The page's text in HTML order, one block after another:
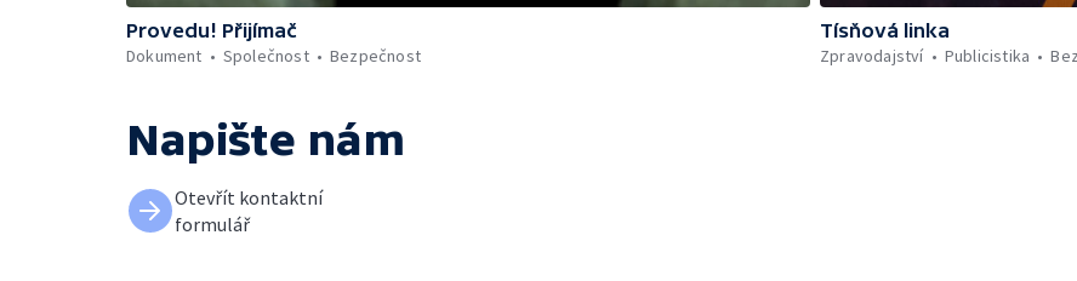
Provedu! Přijímač
Dokument
Společnost Bezpečnost
Tísňová linka
Zpravodajství
Publicistika
Napište nám
Otevřít kontaktní
formulář